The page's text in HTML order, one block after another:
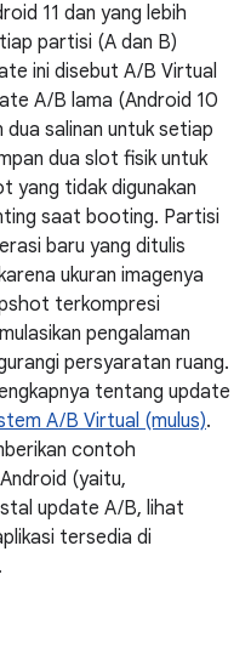
11 dan yang lebih
partisi (A dan B)
ini disebut A/B Virtual
A/B lama (Android 10
dua salinan untuk setiap
dua slot fisik untuk
yang tidak digunakan
saat booting. Partisi
baru yang ditulis
ukuran imagenya
terkompresi
pengalaman
persyaratan ruang.
tentang update
A/B Virtual (mulus).
contoh
(yaitu,
update A/B, lihat
tersedia di